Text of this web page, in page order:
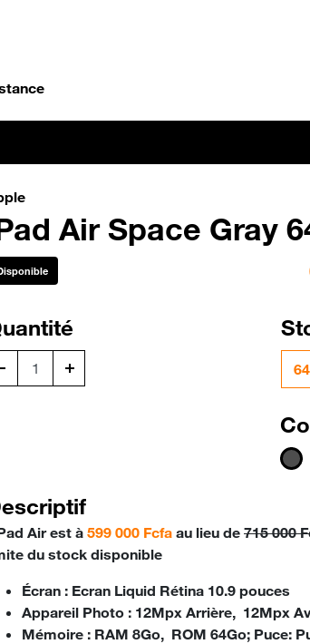
Air Space Gray
Airest à 599 000 Fcfa au lieu de 715 000
du stock disponible
Écran : Ecran Liquid Rétina 10.9 pouces
Appareil Photo : 12Mpx Arrière, 12Mpx
Mémoire : RAM 8Go, ROM 64Go; Puce: